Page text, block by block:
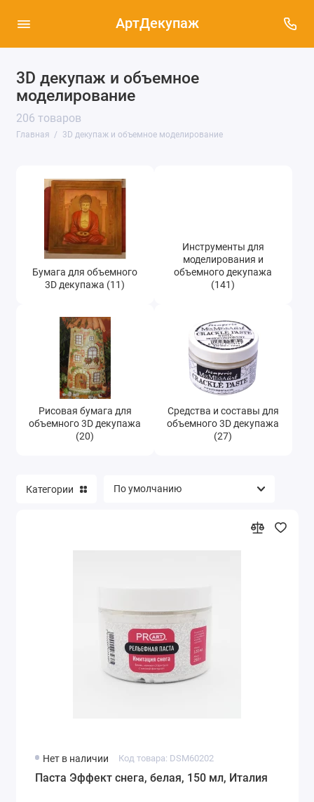
АртДекупаж
3D декупаж и объемное
моделирование
206 товаров
Главная 3D декупаж и объемное моделирование
Бумага для объемного 3D декупажа (11)
Инструменты для моделирования и
объемного декупажа (141)
Средства и составы для объемного 3D
декупажа (27)
Бумага для объемного
3D декупажа (11)
Инструменты для
моделирования и
объемного декупажа
(141)
Рисовая бумага для
объемного 3D декупажа
(20)
Средства и составы для
объемного 3D декупажа
(27)
Категории
Нет в наличии Код товара: DSM60202
Паста Эффект снега, белая, 150 мл, Италия